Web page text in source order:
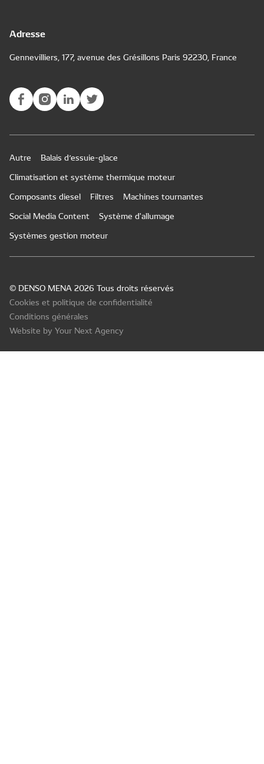
Adresse
Gennevilliers, 177, avenue des Grésillons Paris 92230, France
Autre
Balais d’essuie-glace
Climatisation et système thermique moteur
Composants diesel
Filtres
Machines tournantes
Social Media Content
Système d'allumage
Systèmes gestion moteur
© DENSO MENA 2026 Tous droits réservés
Cookies et politique de confidentialité
Conditions générales
Website by Your Next Agency